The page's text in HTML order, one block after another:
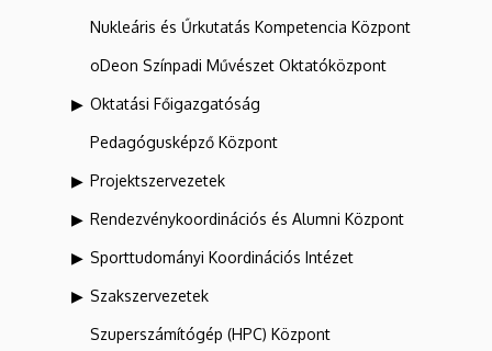
Nukleáris és Űrkutatás Kompetencia Központ
oDeon Színpadi Művészet Oktatóközpont
Oktatási Főigazgatóság
Pedagógusképző Központ
Projektszervezetek
Rendezvénykoordinációs és Alumni Központ
Sporttudományi Koordinációs Intézet
Szakszervezetek
Szuperszámítógép (HPC) Központ